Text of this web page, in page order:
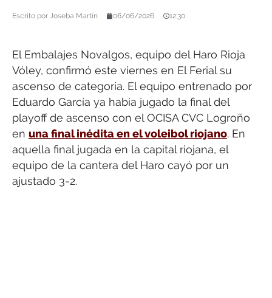
Escrito por Joseba Martín 06/06/2026 12:30
El Embalajes Novalgos, equipo del Haro Rioja
Vóley, confirmó este viernes en El Ferial su
ascenso de categoría. El equipo entrenado por
Eduardo García ya había jugado la final del
playoff de ascenso con el OCISA CVC Logroño
en una final inédita en el voleibol riojano. En
aquella final jugada en la capital riojana, el
equipo de la cantera del Haro cayó por un
ajustado 3-2.